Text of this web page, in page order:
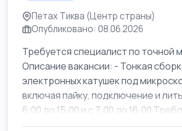
Петах Тиква (Центр страны)
Опубликовано: 08.06.2026
Требуется специалист по точной
Описание вакансии: - Тонкая
электронных катушек под
включая пайку, подключение и
6:00 до 15:00 и с 7:00 до 16:00